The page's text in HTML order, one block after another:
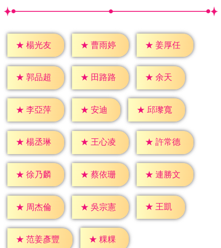
★ 楊光友 ★ 曹雨婷 ★ 姜厚任
★ 郭品超 ★ 田路路 ★ 余天
★ 李亞萍 ★ 安迪 ★ 邱瓈寬
★ 楊丞琳 ★ 王心凌 ★ 許常德
★ 徐乃麟 ★ 蔡依珊 ★ 連勝文
★ 周杰倫 ★ 吳宗憲 ★ 王凱
★ 范姜彥豐 ★ 粿粿